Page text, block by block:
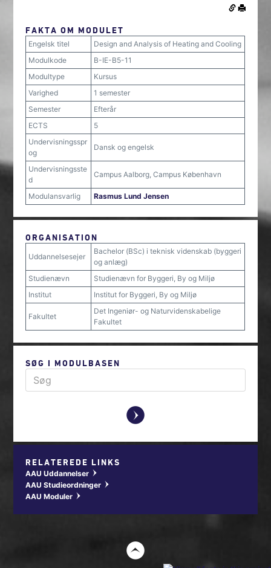
FAKTA OM MODULET
Engelsk titel
Design and Analysis of Heating and Cooling
Modulkode
B-IE-B5-11
Modultype
Kursus
Varighed
1 semester
Semester
Efterår
ECTS
5
Undervisningsspr
og
Dansk og engelsk
Undervisningsste
d
Campus Aalborg, Campus København
Modulansvarlig Rasmus Lund Jensen
ORGANISATION
Uddannelsesejer
Bachelor (BSc) i teknisk videnskab (byggeri
og anlæg)
Studienævn
Studienævn for Byggeri, By og Miljø
Institut
Institut for Byggeri, By og Miljø
Fakultet
Det Ingeniør- og Naturvidenskabelige
Fakultet
SØG I MODULBASEN
y
RELATEREDE LINKS
AAU Uddannelser w
AAU Studieordninger w
AAU Moduler w
t